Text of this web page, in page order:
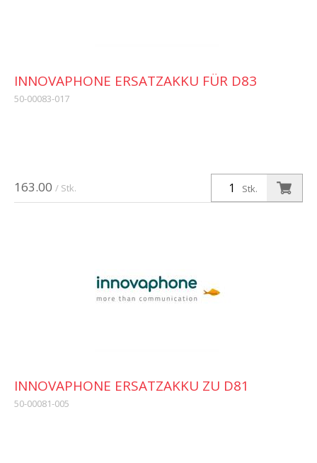
163.00 / Stk. Stk.
INNOVAPHONE ERSATZAKKU FÜR D83
50-00083-017
INNOVAPHONE ERSATZAKKU ZU D81
50-00081-005